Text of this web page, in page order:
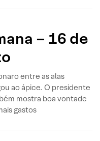
– 16 de
entre as alas
ao ápice. O presidente
mostra boa vontade
gastos